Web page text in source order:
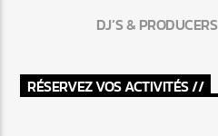
DJ’S &
RÉSERVEZ VOS ACTIVITÉS //